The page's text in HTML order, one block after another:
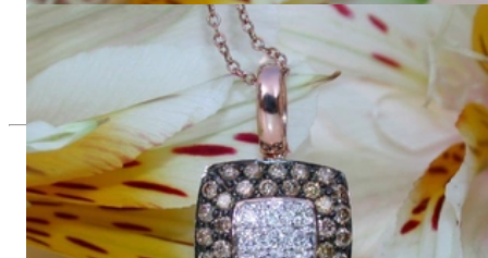
Zeitloser Carré Anhänger mit naturbraunen & weißen
Brillanten
2.712,61 €
Seit 1995
Exklusiver Schmuck, Leidenschaft für
das Außergewöhnliche